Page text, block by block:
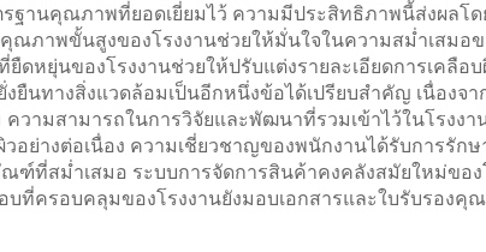
ฐานคุณภาพที่ยอดเยี่ยมไว้ ความมีประสิทธิภาพนี้ส่งผล
ภาพขั้นสูงของโรงงานช่วยให้มั่นใจในความสม่ำเสมอ
ดหยุ่นของโรงงานช่วยให้ปรับแต่งรายละเอียดการเคลื
นทางสิ่งแวดล้อมเป็นอีกหนึ่งข้อได้เปรียบสำคัญ เนื่องจ
วามสามารถในการวิจัยและพัฒนาที่รวมเข้าไว้ในโรงง
วอย่างต่อเนื่อง ความเชี่ยวชาญของพนักงานได้รับการรั
ที่สม่ำเสมอ ระบบการจัดการสินค้าคงคลังสมัยใหม่ของ
บที่ครอบคลุมของโรงงานยังมอบเอกสารและใบรับรอ